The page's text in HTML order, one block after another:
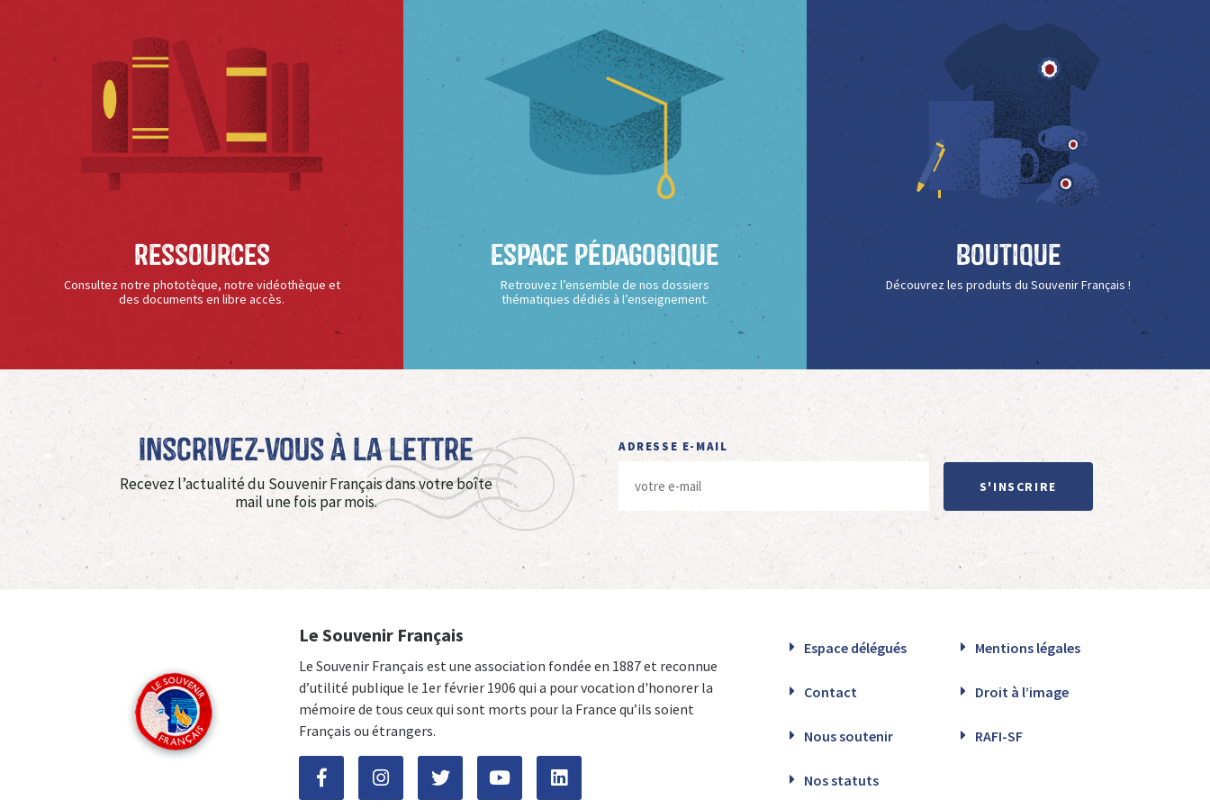
Ressources
Consultez notre phototèque, notre vidéothèque et
des documents en libre accès.
Espace Pédagogique
Retrouvez l’ensemble de nos dossiers
thématiques dédiés à l’enseignement.
Boutique
Découvrez les produits du Souvenir Français !
Inscrivez-vous à La Lettre
Recevez l’actualité du Souvenir Français dans votre boîte
mail une fois par mois.
ADRESSE E-MAIL
S'INSCRIRE
Le Souvenir Français
Le Souvenir Français est une association fondée en 1887 et reconnue
d’utilité publique le 1er février 1906 qui a pour vocation d'honorer la
mémoire de tous ceux qui sont morts pour la France qu’ils soient
Français ou étrangers.
Espace délégués Mentions légales
Contact Droit à l’image
Nous soutenir RAFI-SF
Nos statuts